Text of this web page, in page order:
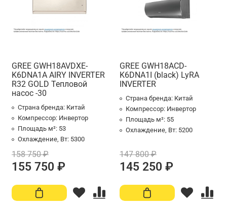
GREE GWH18AVDXE-
K6DNA1A AIRY INVERTER
R32 GOLD Тепловой
насос -30
Страна бренда: Китай
Компрессор: Инвертор
Площадь м²: 53
Охлаждение, Вт: 5300
158 750 ₽
155 750 ₽
GREE GWH18ACD-
K6DNA1I (black) LyRA
INVERTER
Страна бренда: Китай
Компрессор: Инвертор
Площадь м²: 55
Охлаждение, Вт: 5200
147 800 ₽
145 250 ₽